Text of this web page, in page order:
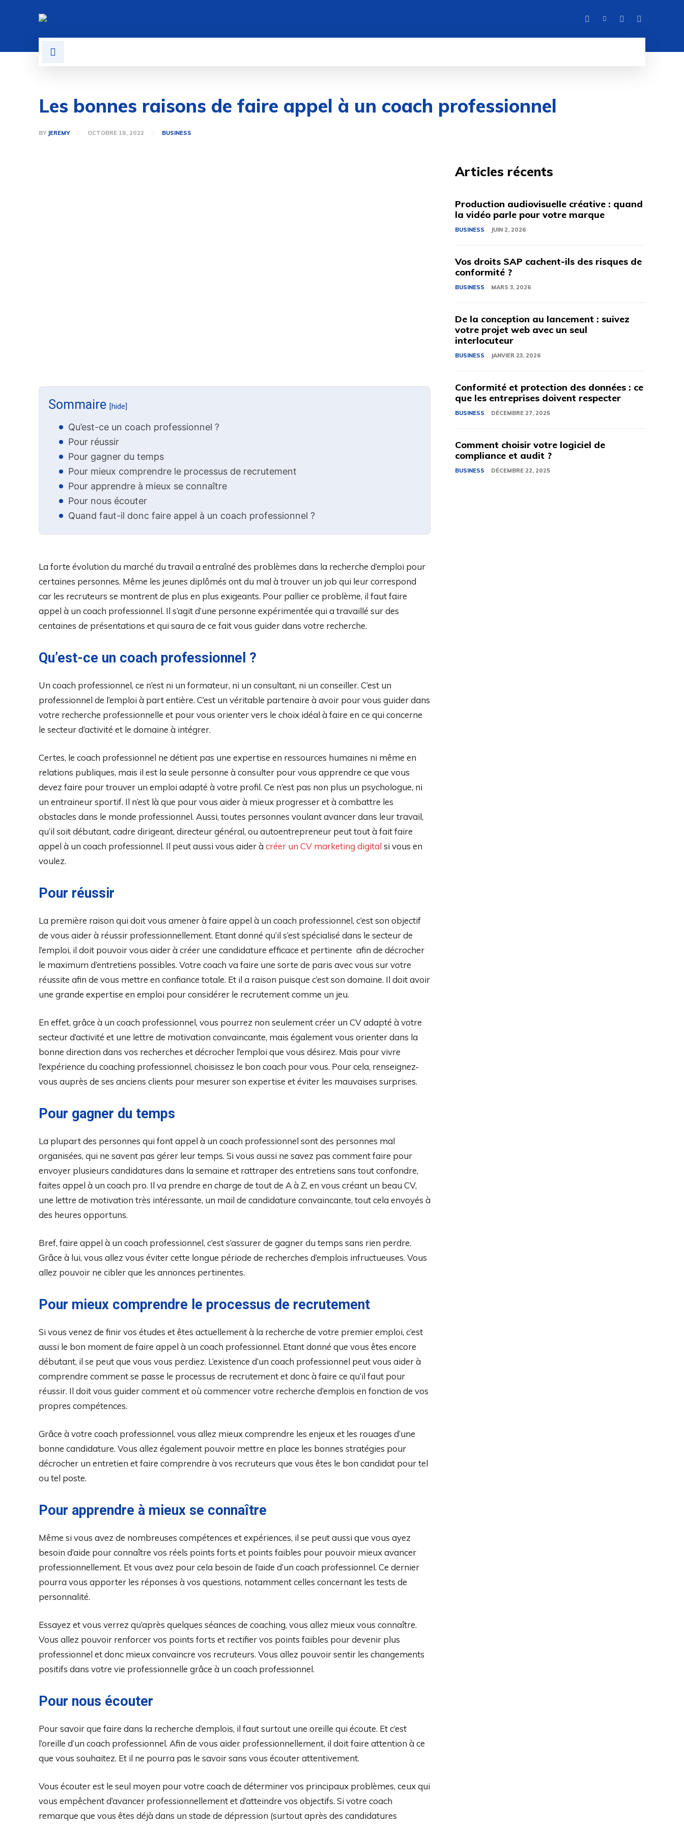
Les bonnes raisons de faire appel à un coach professionnel
BY JEREMY OCTOBRE 18, 2022 BUSINESS
Sommaire [hide]
Qu’est-ce un coach professionnel ?
Pour réussir
Pour gagner du temps
Pour mieux comprendre le processus de recrutement
Pour apprendre à mieux se connaître
Pour nous écouter
Quand faut-il donc faire appel à un coach professionnel ?
La forte évolution du marché du travail a entraîné des problèmes dans la recherche d’emploi pour
certaines personnes. Même les jeunes diplômés ont du mal à trouver un job qui leur correspond
car les recruteurs se montrent de plus en plus exigeants. Pour pallier ce problème, il faut faire
appel à un coach professionnel. Il s’agit d’une personne expérimentée qui a travaillé sur des
centaines de présentations et qui saura de ce fait vous guider dans votre recherche.
Qu’est-ce un coach professionnel ?
Un coach professionnel, ce n’est ni un formateur, ni un consultant, ni un conseiller. C’est un
professionnel de l’emploi à part entière. C’est un véritable partenaire à avoir pour vous guider dans
votre recherche professionnelle et pour vous orienter vers le choix idéal à faire en ce qui concerne
le secteur d’activité et le domaine à intégrer.
Certes, le coach professionnel ne détient pas une expertise en ressources humaines ni même en
relations publiques, mais il est la seule personne à consulter pour vous apprendre ce que vous
devez faire pour trouver un emploi adapté à votre profil. Ce n’est pas non plus un psychologue, ni
un entraineur sportif. Il n’est là que pour vous aider à mieux progresser et à combattre les
obstacles dans le monde professionnel. Aussi, toutes personnes voulant avancer dans leur travail,
qu’il soit débutant, cadre dirigeant, directeur général, ou autoentrepreneur peut tout à fait faire
appel à un coach professionnel. Il peut aussi vous aider à créer un CV marketing digital si vous en
voulez.
Pour réussir
La première raison qui doit vous amener à faire appel à un coach professionnel, c’est son objectif
de vous aider à réussir professionnellement. Etant donné qu’il s’est spécialisé dans le secteur de
l’emploi, il doit pouvoir vous aider à créer une candidature efficace et pertinente afin de décrocher
le maximum d’entretiens possibles. Votre coach va faire une sorte de paris avec vous sur votre
réussite afin de vous mettre en confiance totale. Et il a raison puisque c’est son domaine. Il doit avoir
une grande expertise en emploi pour considérer le recrutement comme un jeu.
En effet, grâce à un coach professionnel, vous pourrez non seulement créer un CV adapté à votre
secteur d’activité et une lettre de motivation convaincante, mais également vous orienter dans la
bonne direction dans vos recherches et décrocher l’emploi que vous désirez. Mais pour vivre
l’expérience du coaching professionnel, choisissez le bon coach pour vous. Pour cela, renseignez-
vous auprès de ses anciens clients pour mesurer son expertise et éviter les mauvaises surprises.
Pour gagner du temps
La plupart des personnes qui font appel à un coach professionnel sont des personnes mal
organisées, qui ne savent pas gérer leur temps. Si vous aussi ne savez pas comment faire pour
envoyer plusieurs candidatures dans la semaine et rattraper des entretiens sans tout confondre,
faites appel à un coach pro. Il va prendre en charge de tout de A à Z, en vous créant un beau CV,
une lettre de motivation très intéressante, un mail de candidature convaincante, tout cela envoyés à
des heures opportuns.
Bref, faire appel à un coach professionnel, c’est s’assurer de gagner du temps sans rien perdre.
Grâce à lui, vous allez vous éviter cette longue période de recherches d’emplois infructueuses. Vous
allez pouvoir ne cibler que les annonces pertinentes.
Pour mieux comprendre le processus de recrutement
Si vous venez de finir vos études et êtes actuellement à la recherche de votre premier emploi, c’est
aussi le bon moment de faire appel à un coach professionnel. Etant donné que vous êtes encore
débutant, il se peut que vous vous perdiez. L’existence d’un coach professionnel peut vous aider à
comprendre comment se passe le processus de recrutement et donc à faire ce qu’il faut pour
réussir. Il doit vous guider comment et où commencer votre recherche d’emplois en fonction de vos
propres compétences.
Grâce à votre coach professionnel, vous allez mieux comprendre les enjeux et les rouages d’une
bonne candidature. Vous allez également pouvoir mettre en place les bonnes stratégies pour
décrocher un entretien et faire comprendre à vos recruteurs que vous êtes le bon candidat pour tel
ou tel poste.
Pour apprendre à mieux se connaître
Même si vous avez de nombreuses compétences et expériences, il se peut aussi que vous ayez
besoin d’aide pour connaître vos réels points forts et points faibles pour pouvoir mieux avancer
professionnellement. Et vous avez pour cela besoin de l’aide d’un coach professionnel. Ce dernier
pourra vous apporter les réponses à vos questions, notamment celles concernant les tests de
personnalité.
Essayez et vous verrez qu’après quelques séances de coaching, vous allez mieux vous connaître.
Vous allez pouvoir renforcer vos points forts et rectifier vos points faibles pour devenir plus
professionnel et donc mieux convaincre vos recruteurs. Vous allez pouvoir sentir les changements
positifs dans votre vie professionnelle grâce à un coach professionnel.
Pour nous écouter
Pour savoir que faire dans la recherche d’emplois, il faut surtout une oreille qui écoute. Et c’est
l’oreille d’un coach professionnel. Afin de vous aider professionnellement, il doit faire attention à ce
que vous souhaitez. Et il ne pourra pas le savoir sans vous écouter attentivement.
Vous écouter est le seul moyen pour votre coach de déterminer vos principaux problèmes, ceux qui
vous empêchent d’avancer professionnellement et d’atteindre vos objectifs. Si votre coach
remarque que vous êtes déjà dans un stade de dépression (surtout après des candidatures
Articles récents
Production audiovisuelle créative : quand
la vidéo parle pour votre marque
BUSINESS JUIN 2, 2026
Vos droits SAP cachent-ils des risques de
conformité ?
BUSINESS MARS 3, 2026
De la conception au lancement : suivez
votre projet web avec un seul
interlocuteur
BUSINESS JANVIER 23, 2026
Conformité et protection des données : ce
que les entreprises doivent respecter
BUSINESS DÉCEMBRE 27, 2025
Comment choisir votre logiciel de
compliance et audit ?
BUSINESS DÉCEMBRE 22, 2025